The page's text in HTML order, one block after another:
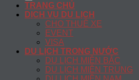
TRANG CHỦ
DỊCH VỤ DU LỊCH
CHO THUÊ XE
EVENT
VISA
DU LỊCH TRONG NƯỚC
DU LỊCH MIỀN BẮC
DU LỊCH MIỀN TRUNG